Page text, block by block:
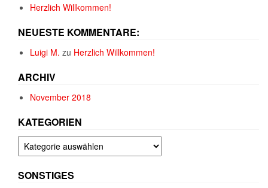
Herzlich Willkommen!
NEUESTE KOMMENTARE:
Luigi M. zu Herzlich Willkommen!
ARCHIV
November 2018
KATEGORIEN
Kategorien
SONSTIGES